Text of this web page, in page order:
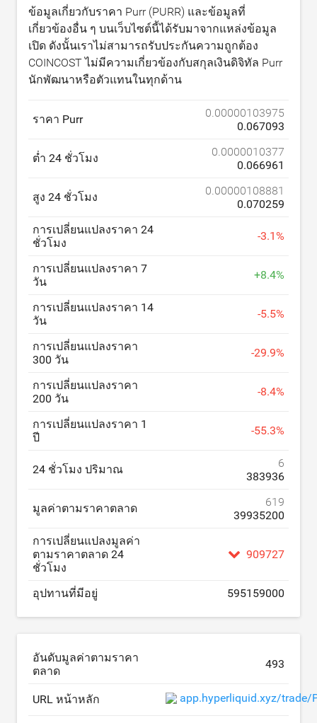
ข้อมูลเกี่ยวกับราคา Purr (PURR) และข้อมูลที่
เกี่ยวข้องอื่น ๆ บนเว็บไซต์นี้ได้รับมาจากแหล่งข้อมูล
เปิด ดังนั้นเราไม่สามารถรับประกันความถูกต้อง
COINCOST ไม่มีความเกี่ยวข้องกับสกุลเงินดิจิทัล Purr
นักพัฒนาหรือตัวแทนในทุกด้าน
ราคา Purr
0.00000103975
0.067093
ต่ำ 24 ชั่วโมง
0.0000010377
0.066961
สูง 24 ชั่วโมง
0.00000108881
0.070259
การเปลี่ยนแปลงราคา 24
ชั่วโมง
-3.1%
การเปลี่ยนแปลงราคา 7
วัน
+8.4%
การเปลี่ยนแปลงราคา 14
วัน
-5.5%
การเปลี่ยนแปลงราคา
300 วัน
-29.9%
การเปลี่ยนแปลงราคา
200 วัน
-8.4%
การเปลี่ยนแปลงราคา 1
ปี
-55.3%
24 ชั่วโมง ปริมาณ
6
383936
มูลค่าตามราคาตลาด
619
39935200
การเปลี่ยนแปลงมูลค่า
ตามราคาตลาด 24
ชั่วโมง
909727
อุปทานที่มีอยู่ 595159000
อันดับมูลค่าตามราคา
ตลาด
493
URL หน้าหลัก app.hyperliquid.xyz/trade/